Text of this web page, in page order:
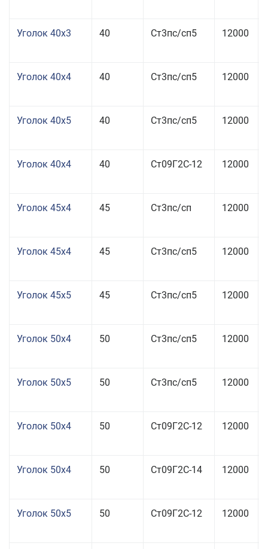
Уголок 40x3 40 Ст3пс/сп5 12000
Уголок 40x4 40 Ст3пс/сп5 12000
Уголок 40x5 40 Ст3пс/сп5 12000
Уголок 40x4 40 Ст09Г2С-12 12000
Уголок 45x4 45 Ст3пс/сп 12000
Уголок 45x4 45 Ст3пс/сп5 12000
Уголок 45x5 45 Ст3пс/сп5 12000
Уголок 50x4 50 Ст3пс/сп5 12000
Уголок 50x5 50 Ст3пс/сп5 12000
Уголок 50x4 50 Ст09Г2С-12 12000
Уголок 50x4 50 Ст09Г2С-14 12000
Уголок 50x5 50 Ст09Г2С-12 12000